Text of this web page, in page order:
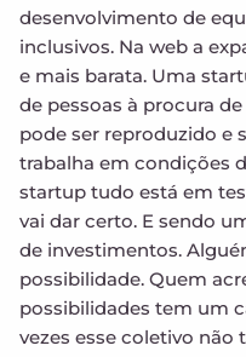
desenvolvimento de
inclusivos. Na web a
e mais barata. Uma
de pessoas à procura
pode ser reproduzido e
trabalha em condições
startup tudo está em
vai dar certo. E sendo
de investimentos.
possibilidade. Quem
possibilidades tem um
vezes esse coletivo